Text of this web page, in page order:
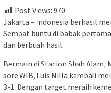
Post Views: 970
Jakarta – Indonesia berhasil
Sempat buntu di babak
dan berbuah hasil.
Bermain di Stadion Shah Alam,
sore WIB, Luis Milla kembali
3-1. Dengan target meraih